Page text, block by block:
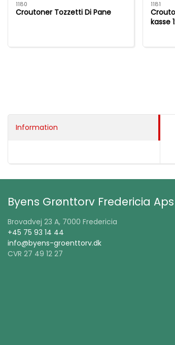
1180
Croutoner Tozzetti Di Pane
1181
kasse
Information
Byens Grønttorv Fredericia Aps
Brovadvej 23 A, 7000 Fredericia
+45 75 93 14 44
info@byens-groenttorv.dk
CVR 27 49 12 27